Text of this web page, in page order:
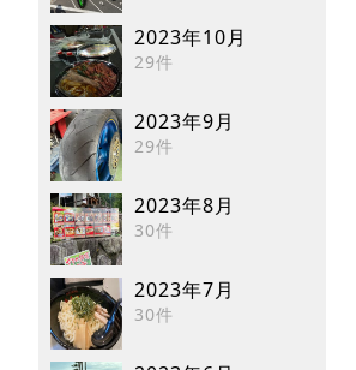
2023年10月
29件
2023年9月
29件
2023年8月
30件
2023年7月
30件